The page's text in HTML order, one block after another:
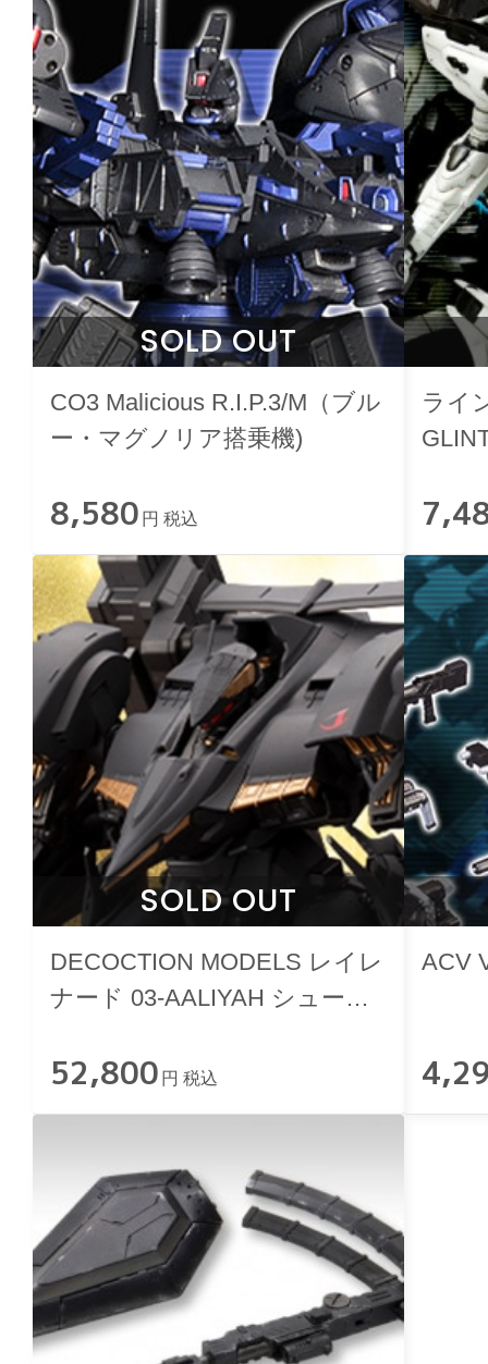
SOLD OUT
CO3 Malicious R.I.P.3/M（ブル
ー・マグノリア搭乗機)
8,580 円 税込
ライ
SOLD OUT
DECOCTION MODELS レイレ
ナード 03-AALIYAH シュープ
52,800 円 税込
ACV